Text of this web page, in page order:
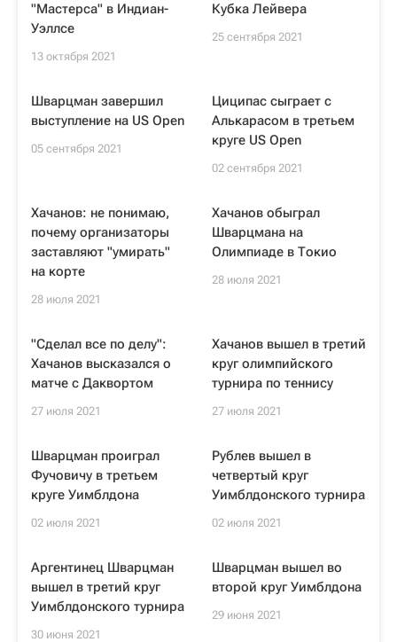
"Мастерса" в Индиан-
Уэллсе
13 октября 2021
Кубка Лейвера
25 сентября 2021
Шварцман завершил
выступление на US Open
05 сентября 2021
Циципас сыграет с
Алькарасом в третьем
круге US Open
02 сентября 2021
Хачанов: не понимаю,
почему организаторы
заставляют "умирать"
на корте
28 июля 2021
Хачанов обыграл
Шварцмана на
Олимпиаде в Токио
28 июля 2021
"Сделал все по делу":
Хачанов высказался о
матче с Даквортом
27 июля 2021
Хачанов вышел в третий
круг олимпийского
турнира по теннису
27 июля 2021
Шварцман проиграл
Фучовичу в третьем
круге Уимблдона
02 июля 2021
Рублев вышел в
четвертый круг
Уимблдонского турнира
02 июля 2021
Аргентинец Шварцман
вышел в третий круг
Уимблдонского турнира
30 июня 2021
Шварцман вышел во
второй круг Уимблдона
29 июня 2021